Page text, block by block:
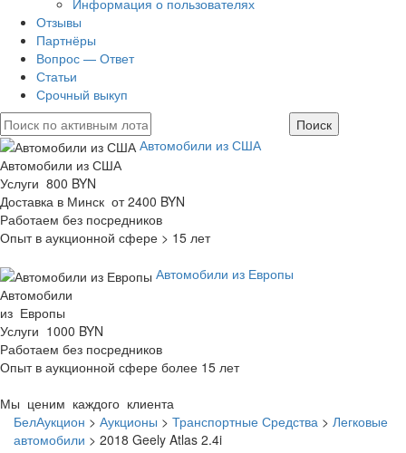
Информация о пользователях
Отзывы
Партнёры
Вопрос — Ответ
Статьи
Срочный выкуп
Автомобили из США
Автомобили из США
Услуги 800 BYN
Доставка в Минск от 2400 BYN
Работаем без посредников
Опыт в аукционной сфере > 15 лет
Автомобили из Европы
Автомобили
из Европы
Услуги 1000 BYN
Работаем без посредников
Опыт в аукционной сфере более 15 лет
Мы ценим каждого клиента
БелАукцион > Аукционы > Транспортные Средства > Легковые
автомобили > 2018 Geely Atlas 2.4i